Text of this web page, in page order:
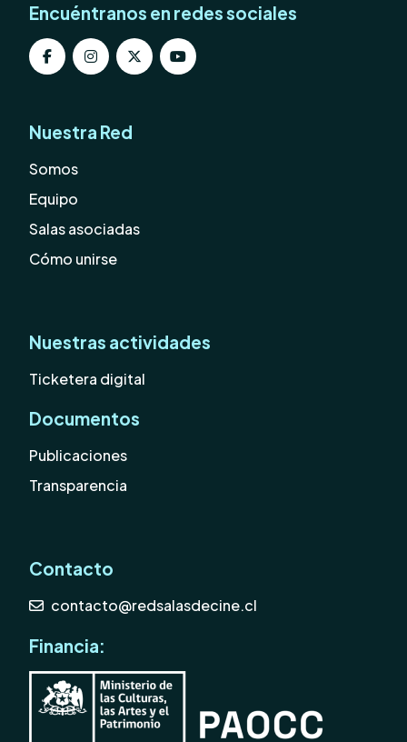
Encuéntranos en redes sociales
Nuestra Red
Somos
Equipo
Salas asociadas
Cómo unirse
Nuestras actividades
Ticketera digital
Documentos
Publicaciones
Transparencia
Contacto
contacto@redsalasdecine.cl
Financia: